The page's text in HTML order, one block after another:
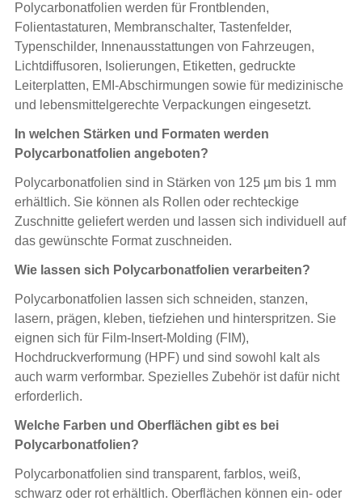
Polycarbonatfolien werden für Frontblenden,
Folientastaturen, Membranschalter, Tastenfelder,
Typenschilder, Innenausstattungen von Fahrzeugen,
Lichtdiffusoren, Isolierungen, Etiketten, gedruckte
Leiterplatten, EMI-Abschirmungen sowie für medizinische
und lebensmittelgerechte Verpackungen eingesetzt.
In welchen Stärken und Formaten werden
Polycarbonatfolien angeboten?
Polycarbonatfolien sind in Stärken von 125 µm bis 1 mm
erhältlich. Sie können als Rollen oder rechteckige
Zuschnitte geliefert werden und lassen sich individuell auf
das gewünschte Format zuschneiden.
Wie lassen sich Polycarbonatfolien verarbeiten?
Polycarbonatfolien lassen sich schneiden, stanzen,
lasern, prägen, kleben, tiefziehen und hinterspritzen. Sie
eignen sich für Film-Insert-Molding (FIM),
Hochdruckverformung (HPF) und sind sowohl kalt als
auch warm verformbar. Spezielles Zubehör ist dafür nicht
erforderlich.
Welche Farben und Oberflächen gibt es bei
Polycarbonatfolien?
Polycarbonatfolien sind transparent, farblos, weiß,
schwarz oder rot erhältlich. Oberflächen können ein- oder